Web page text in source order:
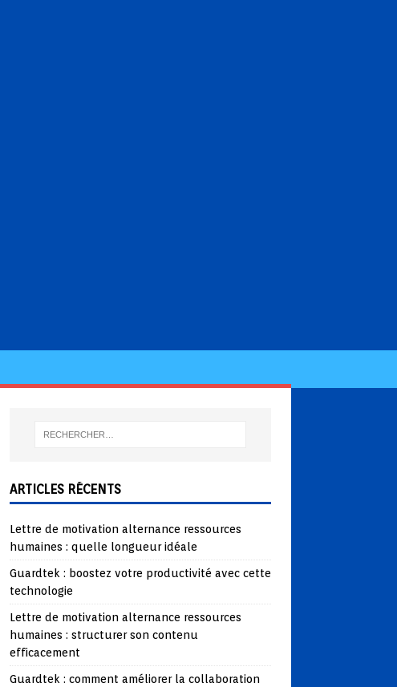
ARTICLES RÉCENTS
Lettre de motivation alternance ressources
humaines : quelle longueur idéale
Guardtek : boostez votre productivité avec cette
technologie
Lettre de motivation alternance ressources
humaines : structurer son contenu
efficacement
Guardtek : comment améliorer la collaboration